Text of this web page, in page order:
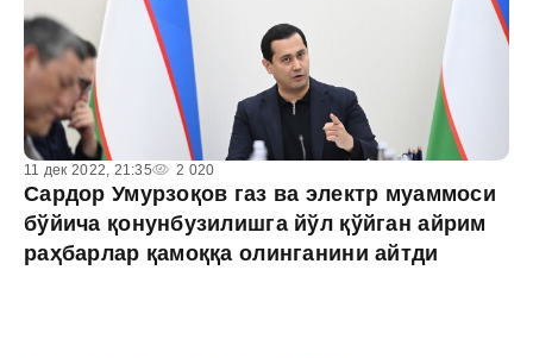
11 дек 2022, 21:35 2 020
Сардор Умурзоқов газ ва электр муаммоси
бўйича қонунбузилишга йўл қўйган айрим
раҳбарлар қамоққа олинганини айтди